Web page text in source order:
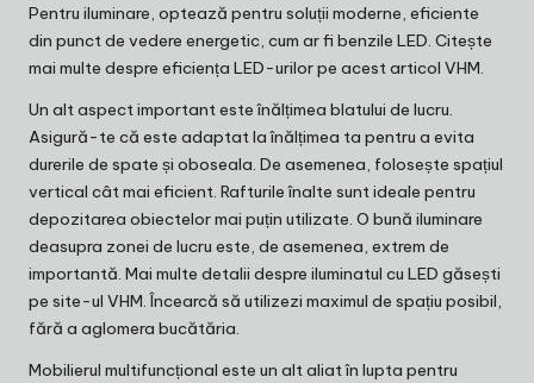
Pentru iluminare, optează pentru soluții moderne, eficiente
din punct de vedere energetic, cum ar fi benzile LED. Citește
mai multe despre eficiența LED-urilor pe acest articol VHM.
Un alt aspect important este înălțimea blatului de lucru.
Asigură-te că este adaptat la înălțimea ta pentru a evita
durerile de spate și oboseala. De asemenea, folosește spațiul
vertical cât mai eficient. Rafturile înalte sunt ideale pentru
depozitarea obiectelor mai puțin utilizate. O bună iluminare
deasupra zonei de lucru este, de asemenea, extrem de
importantă. Mai multe detalii despre iluminatul cu LED găsești
pe site-ul VHM. Încearcă să utilizezi maximul de spațiu posibil,
fără a aglomera bucătăria.
Mobilierul multifuncțional este un alt aliat în lupta pentru